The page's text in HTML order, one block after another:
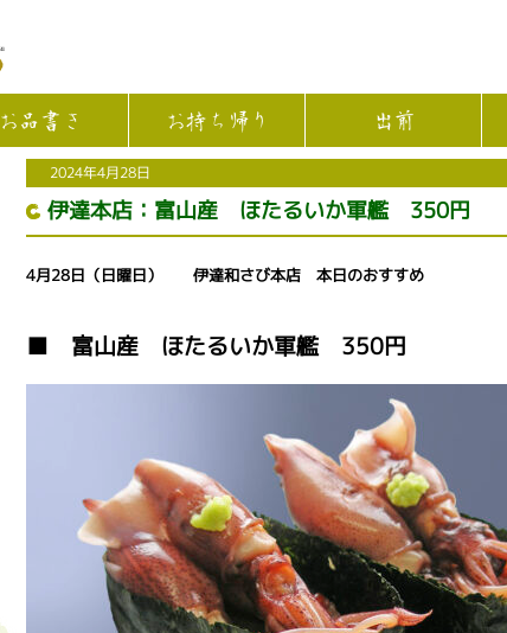
お品書き お持ち帰り 出前
2024年4月28日
伊達本店：富山産 ほたるいか軍艦 350円
4月28日（日曜日） 伊達和さび本店 本日のおすすめ
■ 富山産 ほたるいか軍艦 350円